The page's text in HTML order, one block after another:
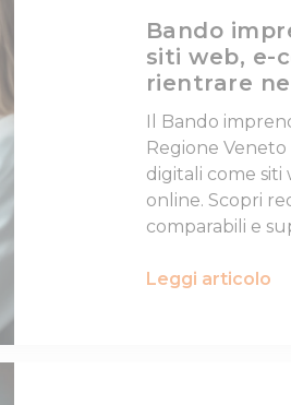
Bando
siti web, e-
rientrare
Il Bando
Regione
digitali come siti
online. Scopri
comparabili e
Leggi articolo